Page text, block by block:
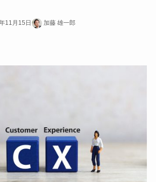
11月15日 加藤 雄一郎